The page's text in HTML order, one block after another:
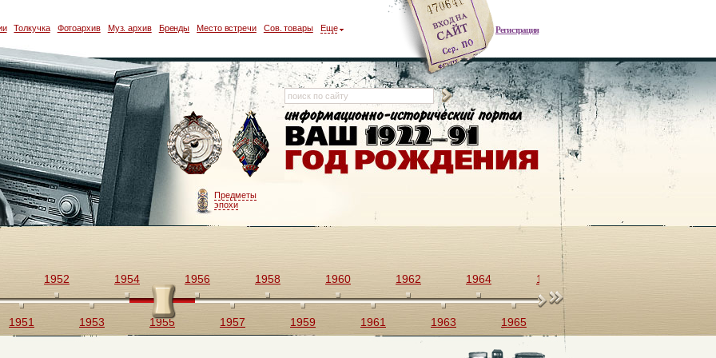
Регистрация
Толкучка Фотоархив Муз. архив Бренды Место встречи Сов. товары Еще
Предметы
эпохи
1951
1952
1953
1954
1955
1956
1957
1958
1959
1960
1961
1962
1963
1964
1965
1966